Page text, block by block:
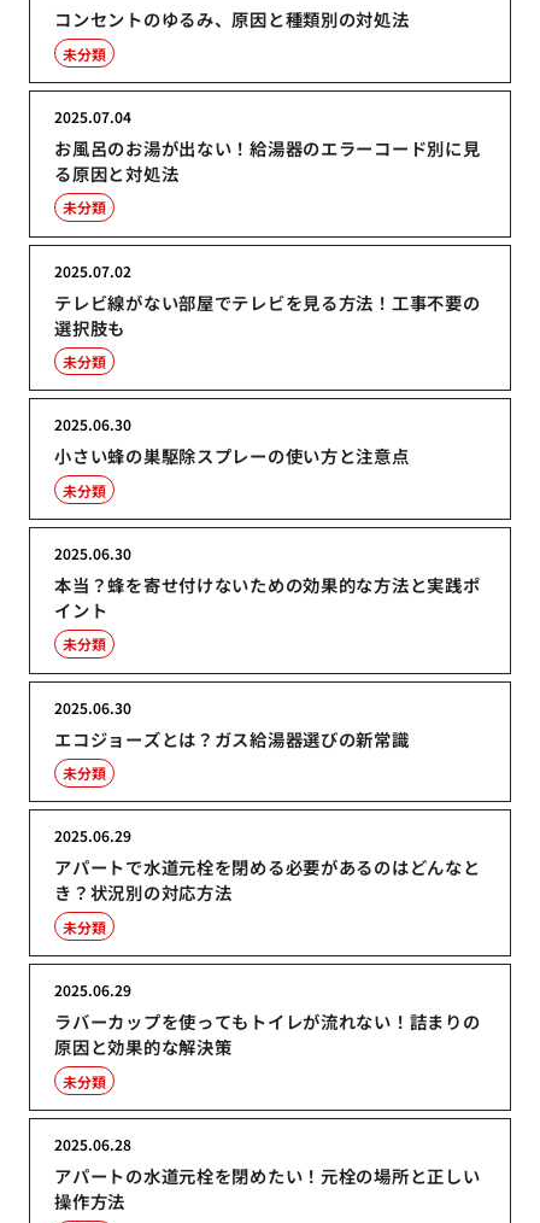
コンセントのゆるみ、原因と種類別の対処法
未分類
お風呂のお湯が出ない！給湯器のエラーコード別に見
る原因と対処法
2025.07.04
未分類
テレビ線がない部屋でテレビを見る方法！工事不要の
選択肢も
2025.07.02
未分類
小さい蜂の巣駆除スプレーの使い方と注意点
2025.06.30
未分類
本当？蜂を寄せ付けないための効果的な方法と実践ポ
イント
2025.06.30
未分類
エコジョーズとは？ガス給湯器選びの新常識
2025.06.30
未分類
アパートで水道元栓を閉める必要があるのはどんなと
き？状況別の対応方法
2025.06.29
未分類
ラバーカップを使ってもトイレが流れない！詰まりの
原因と効果的な解決策
2025.06.29
未分類
アパートの水道元栓を閉めたい！元栓の場所と正しい
操作方法
2025.06.28